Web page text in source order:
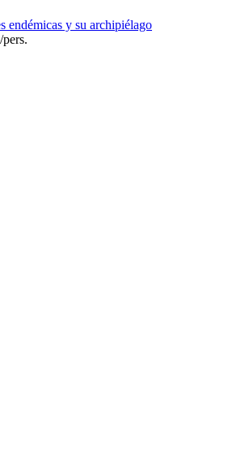
endémicas y su archipiélago
/pers.